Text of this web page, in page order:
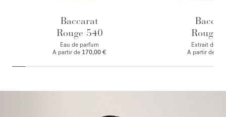
Baccarat
Rouge 540
Eau de parfum
A partir de 170,00 €
Rouge
Extrait de
A partir de